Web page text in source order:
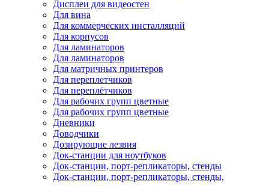
Дисплеи для видеостен
Для вина
Для коммерческих инсталляций
Для корпусов
Для ламинаторов
Для ламинаторов
Для матричных принтеров
Для переплетчиков
Для переплётчиков
Для рабочих групп цветные
Для рабочих групп цветные
Дневники
Доводчики
Дозирующие лезвия
Док-станции для ноутбуков
Док-станции, порт-репликаторы, стенды
Док-станции, порт-репликаторы, стенды,